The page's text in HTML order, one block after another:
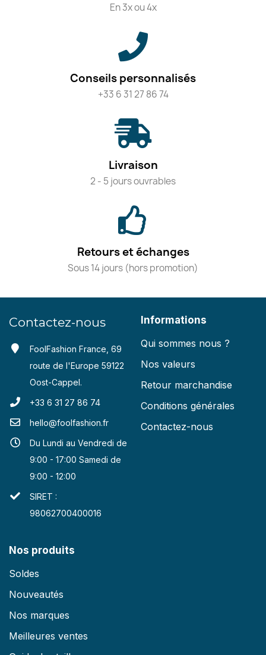
En 3x ou 4x
Conseils personnalisés
+33 6 31 27 86 74
Livraison
2 - 5 jours ouvrables
Retours et échanges
Sous 14 jours (hors promotion)
Contactez-nous
FoolFashion France, 69
route de l'Europe 59122
Oost-Cappel.
+33 6 31 27 86 74
hello@foolfashion.fr
Du Lundi au Vendredi de
9:00 - 17:00 Samedi de
9:00 - 12:00
SIRET :
98062700400016
Informations
Qui sommes nous ?
Nos valeurs
Retour marchandise
Conditions générales
Contactez-nous
Nos produits
Soldes
Nouveautés
Nos marques
Meilleures ventes